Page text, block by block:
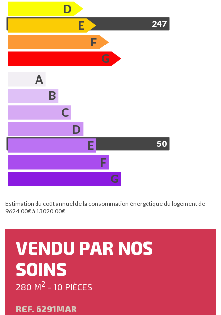
D
247
E
F
G
A
B
C
D
50
E
F
G
Estimation du coût annuel de la consommation énergétique du logement de
9624.00€ à 13020.00€
VENDU PAR NOS
SOINS
280 M2 - 10 PIÈCES
REF. 6291MAR